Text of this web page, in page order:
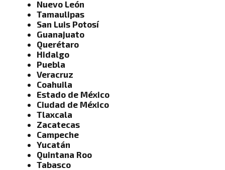
Nuevo León
Tamaulipas
San Luis Potosí
Guanajuato
Querétaro
Hidalgo
Puebla
Veracruz
Coahuila
Estado de México
Ciudad de México
Tlaxcala
Zacatecas
Campeche
Yucatán
Quintana Roo
Tabasco